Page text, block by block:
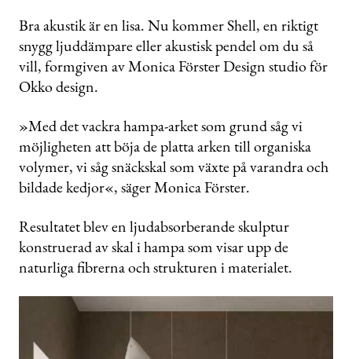
Bra akustik är en lisa. Nu kommer Shell, en riktigt
snygg ljuddämpare eller akustisk pendel om du så
vill, formgiven av Monica Förster Design studio för
Okko design.
»Med det vackra hampa-arket som grund såg vi
möjligheten att böja de platta arken till organiska
volymer, vi såg snäckskal som växte på varandra och
bildade kedjor«, säger Monica Förster.
Resultatet blev en ljudabsorberande skulptur
konstruerad av skal i hampa som visar upp de
naturliga fibrerna och strukturen i materialet.